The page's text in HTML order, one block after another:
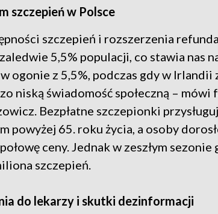
szczepień w Polsce
szczepień i rozszerzenia
5,5% populacji, co stawia nas
ogonie z 5,5%, podczas gdy w Irlandii
niską świadomość społeczną – mówi
Bezpłatne szczepionki
powyżej 65. roku życia, a osoby
ceny. Jednak w zeszłym
szczepień.
do lekarzy i skutki dezinformacji